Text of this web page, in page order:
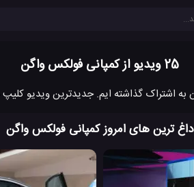
25 ویدیو از کمپانی فولکس واگن
داغ ترین های امروز کمپانی فولکس واگن